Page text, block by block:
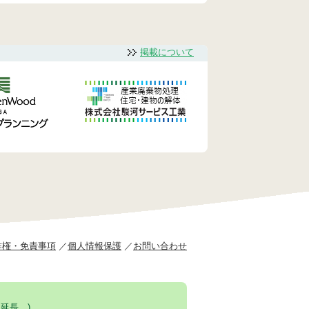
掲載について
・免責事項 個人情報保護 お問い合わせ